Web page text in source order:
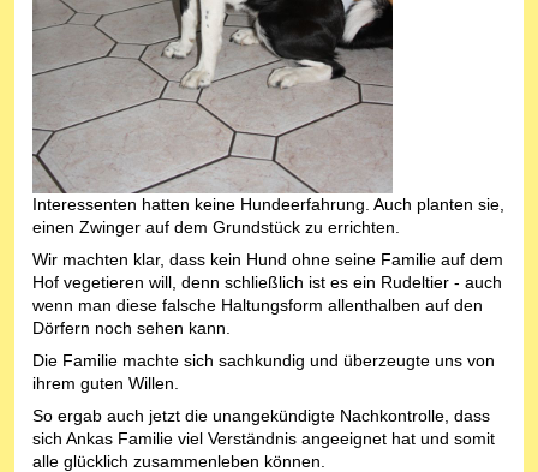
Interessenten hatten keine Hundeerfahrung. Auch planten sie,
einen Zwinger auf dem Grundstück zu errichten.
Wir machten klar, dass kein Hund ohne seine Familie auf dem
Hof vegetieren will, denn schließlich ist es ein Rudeltier - auch
wenn man diese falsche Haltungsform allenthalben auf den
Dörfern noch sehen kann.
Die Familie machte sich sachkundig und überzeugte uns von
ihrem guten Willen.
So ergab auch jetzt die unangekündigte Nachkontrolle, dass
sich Ankas Familie viel Verständnis angeeignet hat und somit
alle glücklich zusammenleben können.